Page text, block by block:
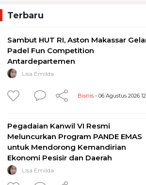
Terbaru
Sambut HUT RI, Aston Makassar
Padel Fun Competition
Antardepartemen
Lisa Emilda
Bisnis - 06 Agustus 2026
Pegadaian Kanwil VI Resmi
Meluncurkan Program PANDE EMAS
untuk Mendorong Kemandirian
Ekonomi Pesisir dan Daerah
Lisa Emilda